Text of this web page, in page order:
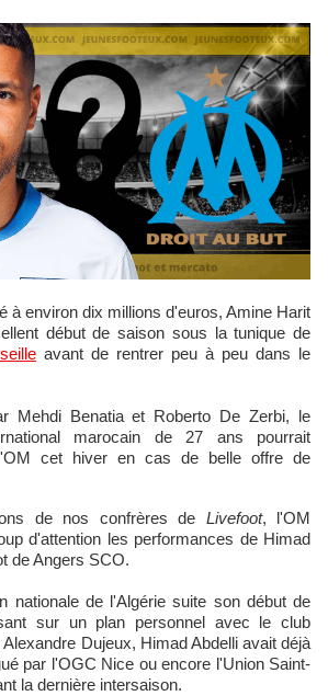
début de saison sous la tunique de
avant de rentrer peu à peu dans le
Mehdi Benatia et Roberto De Zerbi, le
marocain de 27 ans pourrait
cet hiver en cas de belle offre de
de nos confrères de Livefoot, l'OM
d'attention les performances de Himad
de Angers SCO.
nationale de l'Algérie suite son début de
sur un plan personnel avec le club
Dujeux, Himad Abdelli avait déjà
par l'OGC Nice ou encore l'Union Saint-
la dernière intersaison.